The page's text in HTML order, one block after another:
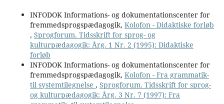
INFODOK Informations- og dokumentationscenter for
fremmedsprogspædagogik, Kolofon - Didaktiske forløb
, Sprogforum. Tidsskrift for sprog- og
kulturpædagogik: Årg. 1 Nr. 2 (1995): Didaktiske
forløb
INFODOK Informations- og dokumentationscenter for
fremmedsprogspædagogik, Kolofon - Fra grammatik-
til systemtilegnelse , Sprogforum. Tidsskrift for sprog-
og kulturpædagogik: Årg. 3 Nr. 7 (1997): Fra